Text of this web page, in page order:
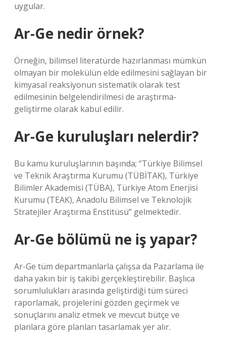
uygular.
Ar-Ge nedir örnek?
Örneğin, bilimsel literatürde hazırlanması mümkün
olmayan bir molekülün elde edilmesini sağlayan bir
kimyasal reaksiyonun sistematik olarak test
edilmesinin belgelendirilmesi de araştırma-
geliştirme olarak kabul edilir.
Ar-Ge kuruluşları nelerdir?
Bu kamu kuruluşlarının başında; “Türkiye Bilimsel
ve Teknik Araştırma Kurumu (TÜBİTAK), Türkiye
Bilimler Akademisi (TÜBA), Türkiye Atom Enerjisi
Kurumu (TEAK), Anadolu Bilimsel ve Teknolojik
Stratejiler Araştırma Enstitüsü” gelmektedir.
Ar-Ge bölümü ne iş yapar?
Ar-Ge tüm departmanlarla çalışsa da Pazarlama ile
daha yakın bir iş takibi gerçekleştirebilir. Başlıca
sorumlulukları arasında geliştirdiği tüm süreci
raporlamak, projelerini gözden geçirmek ve
sonuçlarını analiz etmek ve mevcut bütçe ve
planlara göre planları tasarlamak yer alır.